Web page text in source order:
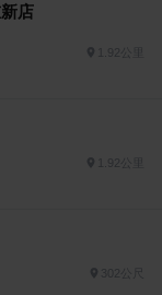
店
1.92公里
1.92公里
302公尺